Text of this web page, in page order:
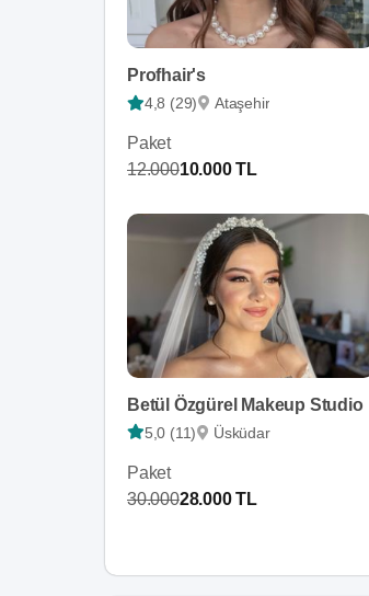
Profhair's
4,8 (29) Ataşehir
Paket
12.00010.000 TL
Betül Özgürel Makeup Studio
5,0 (11) Üsküdar
Paket
30.00028.000 TL